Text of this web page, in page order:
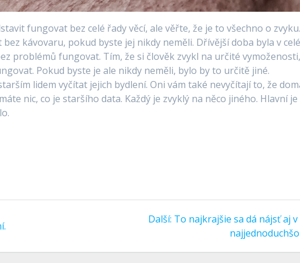
fungovat bez celé řady věcí, ale věřte, že je to všechno o
kávovaru, pokud byste jej nikdy neměli. Dřívější doba byla v celé
problémů fungovat. Tím, že si člověk zvykl na určité vymoženosti,
Pokud byste je ale nikdy neměli, bylo by to určitě jiné.
lidem vyčítat jejich bydlení. Oni vám také nevyčítají to, že
nic, co je staršího data. Každý je zvyklý na něco jiného. Hlavní je
Další: Další
To najkrajšie sa dá nájsť aj